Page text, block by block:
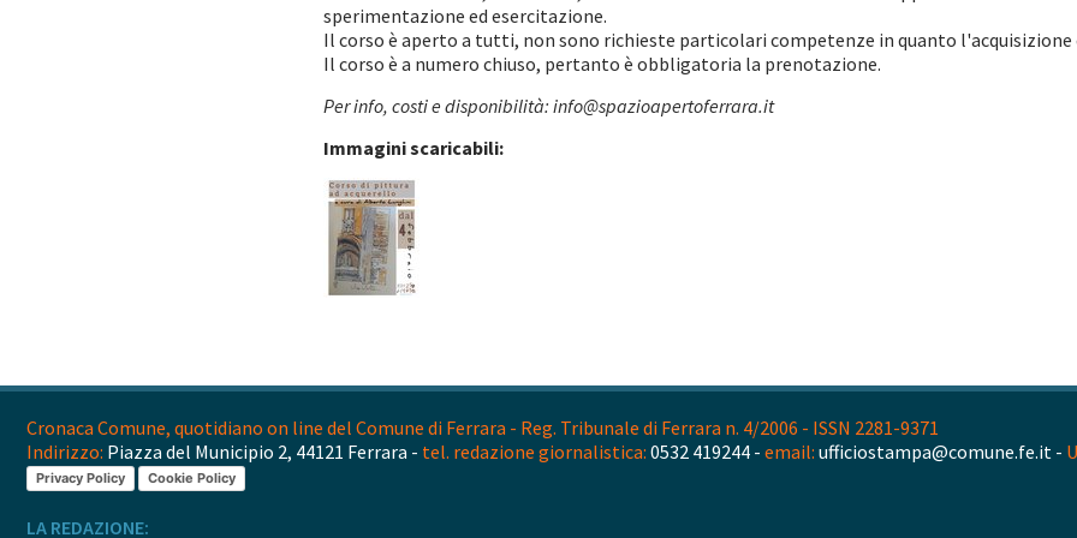
sperimentazione ed esercitazione.
Il corso è aperto a tutti, non sono richieste particolari competenze in quanto
Il corso è a numero chiuso, pertanto è obbligatoria la prenotazione.
Per info, costi e disponibilità: info@spazioapertoferrara.it
Immagini scaricabili:
Cronaca Comune, quotidiano on line del Comune di Ferrara - Reg. Tribunale di Ferrara n. 4/2006 - ISSN 2281-9371
Indirizzo: Piazza del Municipio 2, 44121 Ferrara - tel. redazione giornalistica: 0532 419244 - email: ufficiostampa@comune.fe.it -
Privacy Policy Cookie Policy
LA REDAZIONE: